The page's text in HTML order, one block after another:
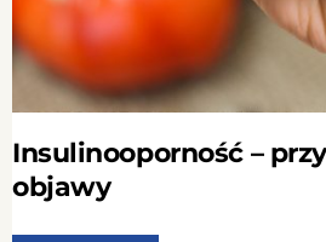
Insulinooporność –
objawy